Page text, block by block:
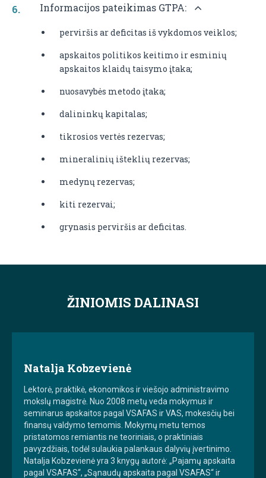
Informacijos pateikimas GTPA:
perviršis ar deficitas iš vykdomos veiklos;
apskaitos politikos keitimo ir esminių
apskaitos klaidų taisymo įtaka;
nuosavybės metodo įtaka;
dalininkų kapitalas;
tikrosios vertės rezervas;
mineralinių išteklių rezervas;
medynų rezervas;
kiti rezervai;
grynasis perviršis ar deficitas.
ŽINIOMIS DALINASI
Natalja Kobzevienė
Lektorė, praktikė, ekonomikos ir viešojo administravimo
mokslų magistrė. Nuo 2008 metų veda mokymus ir
seminarus apskaitos pagal VSAFAS ir VAS, mokesčių bei
finansų valdymo temomis. Mokymų metu temos
pristatomos remiantis ne teoriniais, o praktiniais
pavyzdžiais, todėl sulaukia palankaus dalyvių įvertinimo.
Natalja Kobzevienė yra 3 knygų autorė: „Pajamų apskaita
pagal VSAFAS“, „Sąnaudų apskaita pagal VSAFAS“ ir